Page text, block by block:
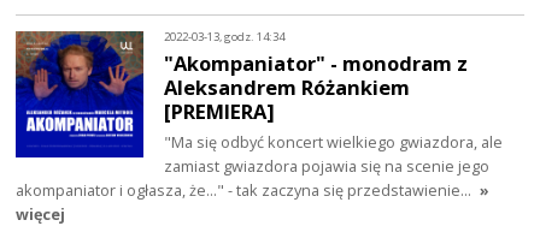
2022-03-13, godz. 14:34
"Akompaniator" - monodram z
Aleksandrem Różankiem
[PREMIERA]
"Ma się odbyć koncert wielkiego gwiazdora, ale
zamiast gwiazdora pojawia się na scenie jego
akompaniator i ogłasza, że..." - tak zaczyna się przedstawienie… »
więcej